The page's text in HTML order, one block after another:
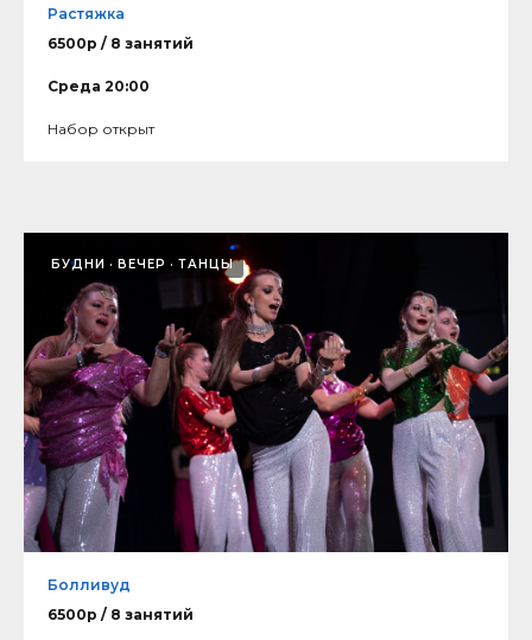
Растяжка
6500р / 8 занятий
Среда 20:00
Набор открыт
БУДНИ ВЕЧЕР ТАНЦЫ
Болливуд
6500р / 8 занятий